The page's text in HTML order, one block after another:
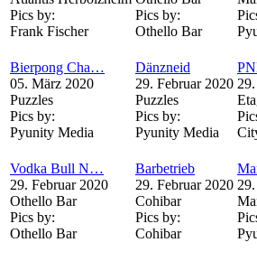
Pics by:
Frank Fischer
Pics by:
Othello Bar
Bierpong Cha…
05. März 2020
Puzzles
Pics by:
Pyunity Media
Dänzneid
29. Februar 2020
Puzzles
Pics by:
Pyunity Media
Vodka Bull N…
29. Februar 2020
Othello Bar
Pics by:
Othello Bar
Barbetrieb
29. Februar 2020
Cohibar
Pics by:
Cohibar